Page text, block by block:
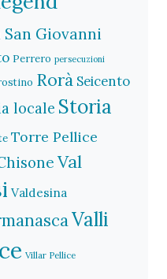
San Giovanni
Perrero persecuzioni
Rorà Seicento
locale Storia
Torre Pellice
Val
Valdesina
Valli
Villar Pellice